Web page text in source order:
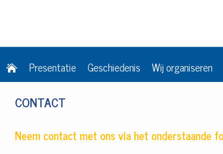
Presentatie Geschiedenis Wij organiseren
CONTACT
Neem contact met ons via het onderstaande